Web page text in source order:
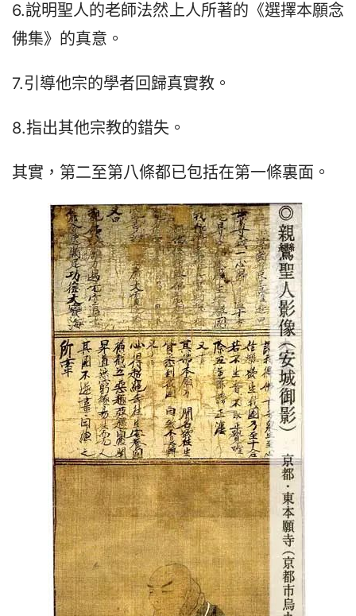
6.說明聖人的老師法然上人所著的《選擇本願念
佛集》的真意。
7.引導他宗的學者回歸真實教。
8.指出其他宗教的錯失。
其實，第二至第八條都已包括在第一條裏面。